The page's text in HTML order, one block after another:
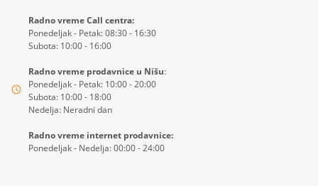
Radno vreme Call centra:
Ponedeljak - Petak: 08:30 - 16:30
Subota: 10:00 - 16:00
Radno vreme prodavnice u Nišu:
Ponedeljak - Petak: 10:00 - 20:00
Subota: 10:00 - 18:00
Nedelja: Neradni dan
Radno vreme internet prodavnice:
Ponedeljak - Nedelja: 00:00 - 24:00